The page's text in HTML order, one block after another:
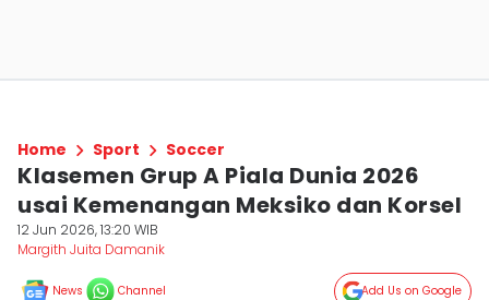
Home Sport Soccer
Klasemen Grup A Piala Dunia 2026
usai Kemenangan Meksiko dan Korsel
12 Jun 2026, 13:20 WIB
Margith Juita Damanik
News Channel Add Us on Google